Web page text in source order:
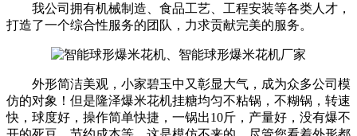
我公司拥有机械制造、食品工艺、工程安装等各类人才，
打造了一个综合性服务的团队，力求贡献完美的服务。
外形简洁美观，小家碧玉中又彰显大气，成为众多公司模
仿的对象！但是隆泽爆米花机挂糖均匀不粘锅，不糊锅，转速
快，球度好，操作简单快捷，一锅出10斤，产量好，没有爆不